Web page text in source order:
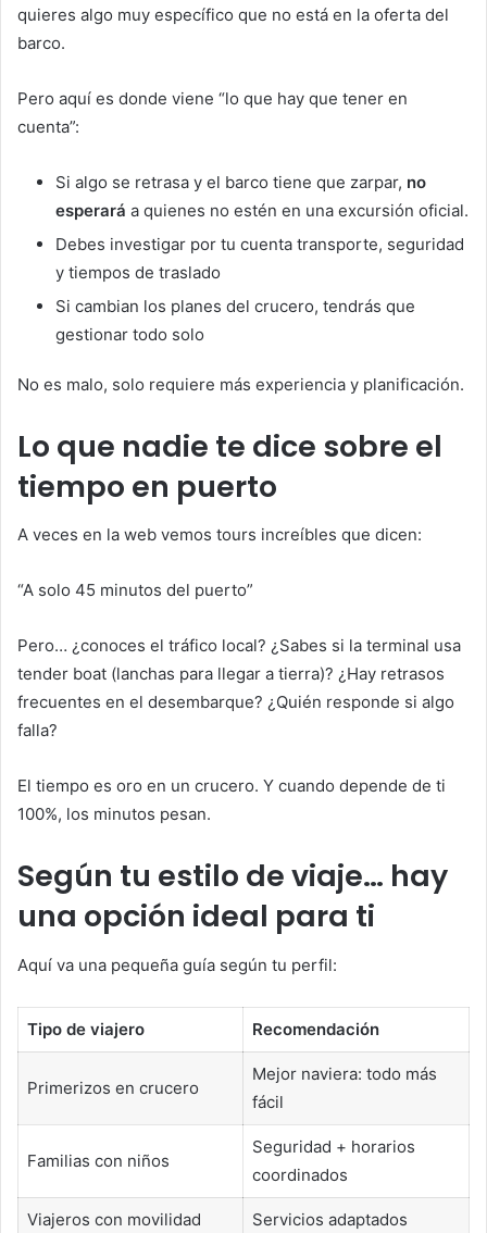
quieres algo muy específico que no está en la oferta del
barco.
Pero aquí es donde viene “lo que hay que tener en
cuenta”:
Si algo se retrasa y el barco tiene que zarpar, no
esperará a quienes no estén en una excursión oficial.
Debes investigar por tu cuenta transporte, seguridad
y tiempos de traslado
Si cambian los planes del crucero, tendrás que
gestionar todo solo
No es malo, solo requiere más experiencia y planificación.
Lo que nadie te dice sobre el
tiempo en puerto
A veces en la web vemos tours increíbles que dicen:
“A solo 45 minutos del puerto”
Pero… ¿conoces el tráfico local? ¿Sabes si la terminal usa
tender boat (lanchas para llegar a tierra)? ¿Hay retrasos
frecuentes en el desembarque? ¿Quién responde si algo
falla?
El tiempo es oro en un crucero. Y cuando depende de ti
100%, los minutos pesan.
Según tu estilo de viaje… hay
una opción ideal para ti
Aquí va una pequeña guía según tu perfil:
Tipo de viajero Recomendación
Primerizos en crucero
Mejor naviera: todo más
fácil
Familias con niños
Seguridad + horarios
coordinados
Viajeros con movilidad
Servicios adaptados